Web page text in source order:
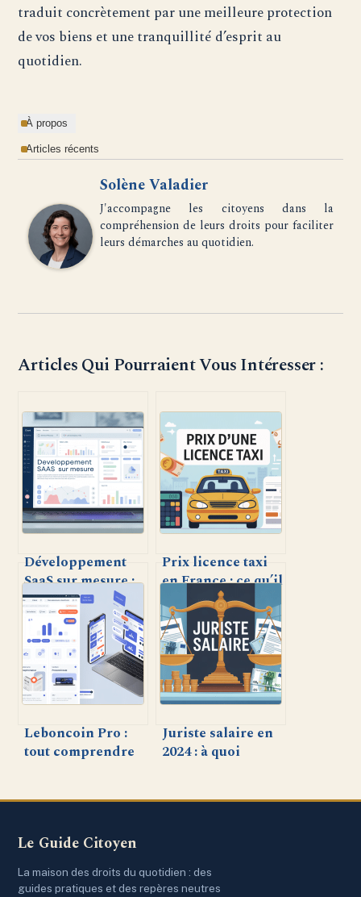
traduit concrètement par une meilleure protection
de vos biens et une tranquillité d’esprit au
quotidien.
À propos
Articles récents
Solène Valadier
J'accompagne les citoyens dans la
compréhension de leurs droits pour faciliter
leurs démarches au quotidien.
Articles Qui Pourraient Vous Intéresser :
Développement
SaaS sur mesure :
comment créer
une solution
logicielle adaptée
à votre entreprise
Prix licence taxi
en France : ce qu’il
faut savoir avant
de se lancer
Leboncoin Pro :
tout comprendre
Juriste salaire en
2024 : à quoi
Le Guide Citoyen
La maison des droits du quotidien : des
guides pratiques et des repères neutres